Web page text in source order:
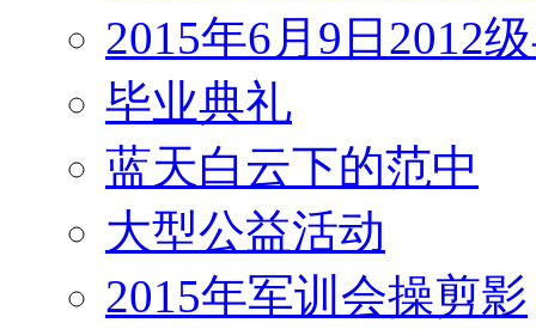
2015年6月9日2012
毕业典礼
蓝天白云下的范中
大型公益活动
2015年军训会操剪影